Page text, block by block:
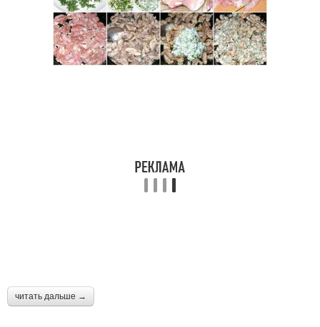
читать дальше →